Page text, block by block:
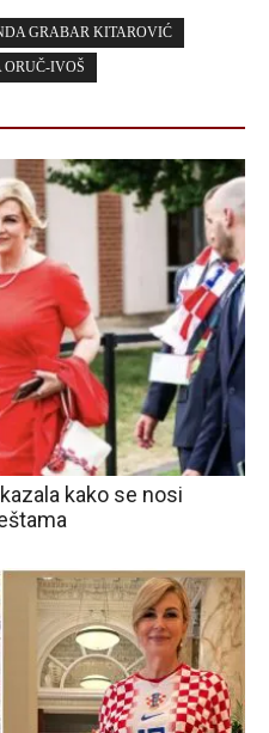
GRABAR KITAROVIĆ
ORUČ-IVOŠ
kako se nosi